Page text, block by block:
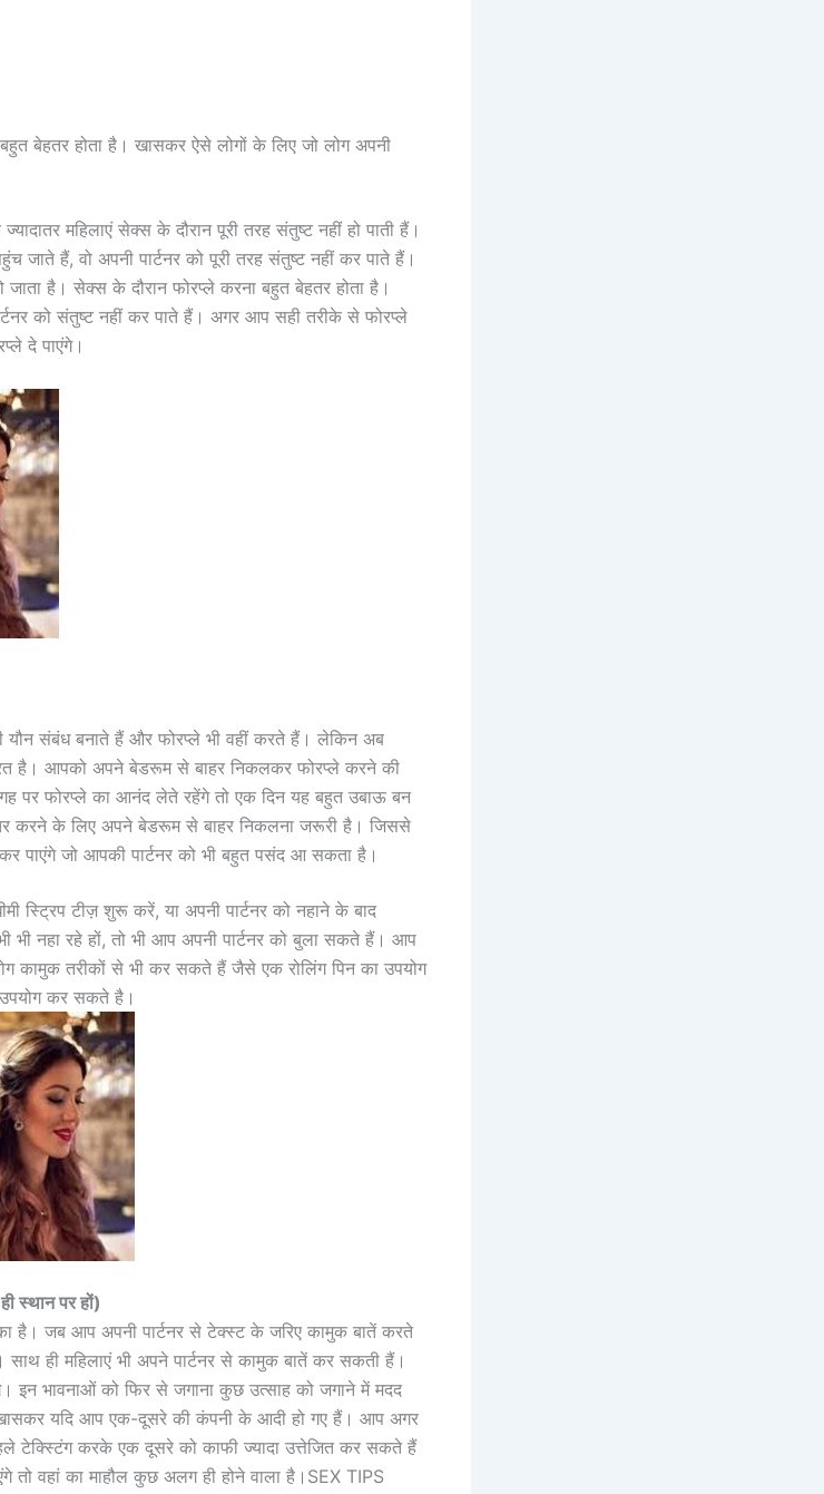
बेहतर होता है। खासकर ऐसे लोगों के लिए जो लोग अपनी
महिलाएं सेक्स के दौरान पूरी तरह संतुष्ट नहीं हो पाती हैं।
जाते हैं, वो अपनी पार्टनर को पूरी तरह संतुष्ट नहीं कर पाते हैं।
जाता है। सेक्स के दौरान फोरप्ले करना बहुत बेहतर होता है।
को संतुष्ट नहीं कर पाते हैं। अगर आप सही तरीके से फोरप्ले
दे पाएंगे।
यौन संबंध बनाते हैं और फोरप्ले भी वहीं करते हैं। लेकिन अब
है। आपको अपने बेडरूम से बाहर निकलकर फोरप्ले करने की
पर फोरप्ले का आनंद लेते रहेंगे तो एक दिन यह बहुत उबाऊ बन
करने के लिए अपने बेडरूम से बाहर निकलना जरूरी है। जिससे
पाएंगे जो आपकी पार्टनर को भी बहुत पसंद आ सकता है।
स्ट्रिप टीज़ शुरू करें, या अपनी पार्टनर को नहाने के बाद
भी नहा रहे हों, तो भी आप अपनी पार्टनर को बुला सकते हैं। आप
कामुक तरीकों से भी कर सकते हैं जैसे एक रोलिंग पिन का उपयोग
कर सकते है।
स्थान पर हों)
है। जब आप अपनी पार्टनर से टेक्स्ट के जरिए कामुक बातें करते
साथ ही महिलाएं भी अपने पार्टनर से कामुक बातें कर सकती हैं।
इन भावनाओं को फिर से जगाना कुछ उत्साह को जगाने में मदद
यदि आप एक-दूसरे की कंपनी के आदी हो गए हैं। आप अगर
टेक्स्टिंग करके एक दूसरे को काफी ज्यादा उत्तेजित कर सकते हैं
वहां का माहौल कुछ अलग ही होने वाला है।SEX TIPS